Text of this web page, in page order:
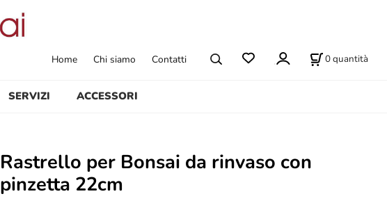
SERVIZI ACCESSORI
Home Chi siamo Contatti 0quantità
Rastrello per Bonsai da rinvaso con
pinzetta 22cm